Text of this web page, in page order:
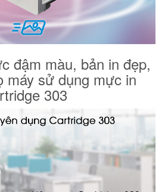
đậm màu, bản in đẹp,
máy sử dụng mực in
303